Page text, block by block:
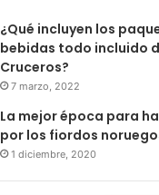
¿Qué incluyen los
bebidas todo incluido
Cruceros?
7 marzo, 2022
La mejor época para
por los fiordos
1 diciembre, 2020